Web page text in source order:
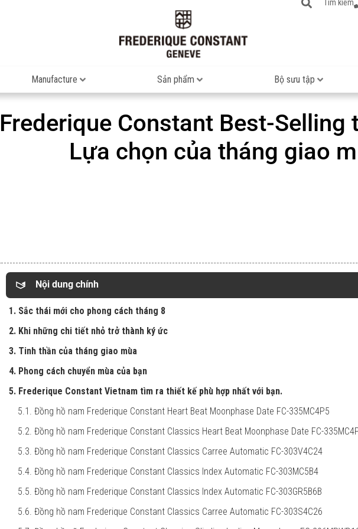
Tìm kiếm
Manufacture Sản phẩm Bộ sưu tập
Frederique Constant Best-Selling
Lựa chọn của tháng giao
Nội dung chính
1. Sắc thái mới cho phong cách tháng 8
2. Khi những chi tiết nhỏ trở thành ký ức
3. Tinh thần của tháng giao mùa
4. Phong cách chuyển mùa của bạn
5. Frederique Constant Vietnam tìm ra thiết kế phù hợp nhất với bạn.
5.1. Đồng hồ nam Frederique Constant Heart Beat Moonphase Date FC-335MC4P5
5.2. Đồng hồ nam Frederique Constant Classics Heart Beat Moonphase Date FC-
5.3. Đồng hồ nam Frederique Constant Classics Carree Automatic FC-303V4C24
5.4. Đồng hồ nam Frederique Constant Classics Index Automatic FC-303MC5B4
5.5. Đồng hồ nam Frederique Constant Classics Index Automatic FC-303GR5B6B
5.6. Đồng hồ nam Frederique Constant Classics Carree Automatic FC-303S4C26